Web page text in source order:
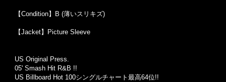
【Condition】B (薄いスリキズ)
【Jacket】Picture Sleeve
US Original Press.
05' Smash Hit R&B !!
US Billboard Hot 100シングルチャート最高64位!!